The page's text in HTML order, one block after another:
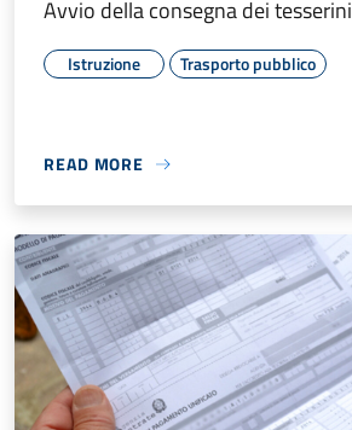
Avvio della consegna dei tesserini
Istruzione Trasporto pubblico
READ MORE